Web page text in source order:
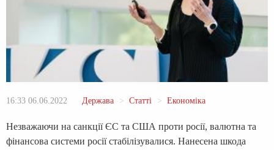
16:33 06.06.2022 Держава Статті Економіка
Незважаючи на санкції ЄС та США проти росії, валютна та
фінансова системи росії стабілізувалися. Нанесена шкода